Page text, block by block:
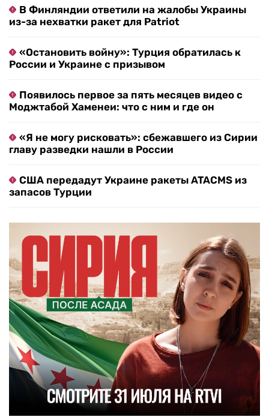
В Финляндии ответили на жалобы Украины
из-за нехватки ракет для Patriot
«Остановить войну»: Турция обратилась к
России и Украине с призывом
Появилось первое за пять месяцев видео с
Моджтабой Хаменеи: что с ним и где он
«Я не могу рисковать»: сбежавшего из Сирии
главу разведки нашли в России
США передадут Украине ракеты ATACMS из
запасов Турции